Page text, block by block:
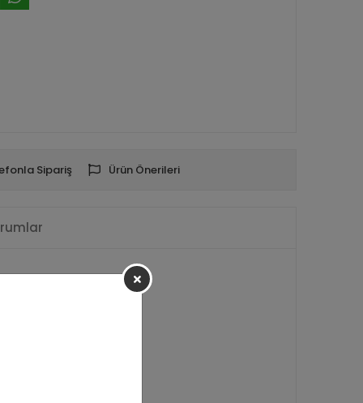
Sipariş Ürün Önerileri